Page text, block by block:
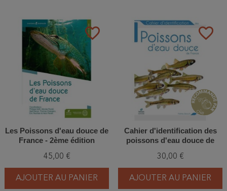
favorite_border
Les Poissons d'eau douce de
France - 2ème édition
45,00 €
AJOUTER AU PANIER
favorite_border
Cahier d'identification des
poissons d'eau douce de
30,00 €
AJOUTER AU PANIER